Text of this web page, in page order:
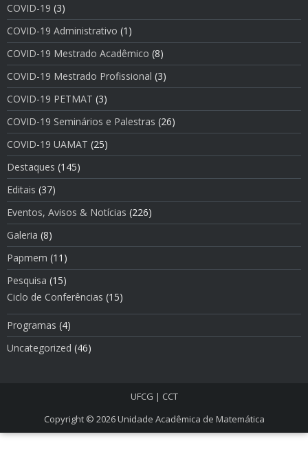
COVID-19 (3)
COVID-19 Administrativo (1)
COVID-19 Mestrado Acadêmico (8)
COVID-19 Mestrado Profissional (3)
COVID-19 PETMAT (3)
COVID-19 Seminários e Palestras (26)
COVID-19 UAMAT (25)
Destaques (145)
Editais (37)
Eventos, Avisos & Notí­cias (226)
Galeria (8)
Papmem (11)
Pesquisa (15)
Ciclo de Conferências (15)
Programas (4)
Uncategorized (46)
UFCG | CCT
Copyright © 2026Unidade Acadêmica de Matemática